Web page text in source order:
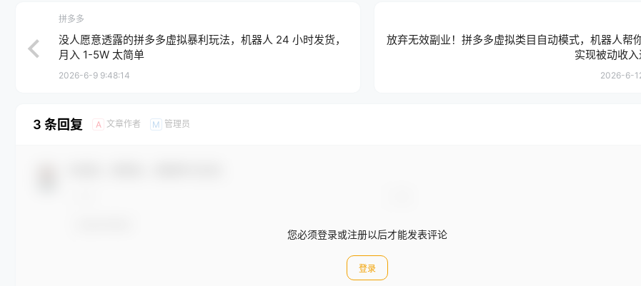
拼多多
没人愿意透露的拼多多虚拟暴利玩法，机器人 24 小时发货，
月入 1-5W 太简单
2026-6-9 9:48:14
放弃无效副业！拼多多虚拟类目自动模式，机器人帮你
实现被动收
2026-6-
3 条回复 A 文章作者 M 管理员
您必须登录或注册以后才能发表评论
登录